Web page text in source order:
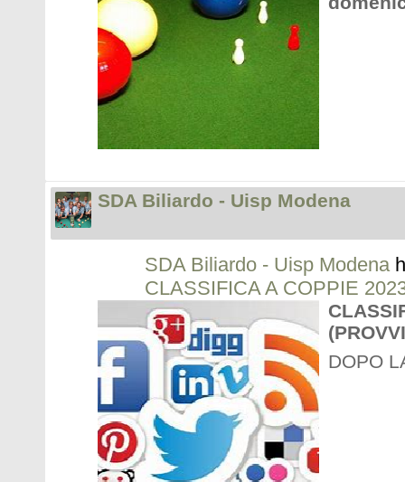
SDA Biliardo - Uisp Modena
SDA Biliardo - Uisp Modena
CLASSIFICA A COPPIE
DOPO